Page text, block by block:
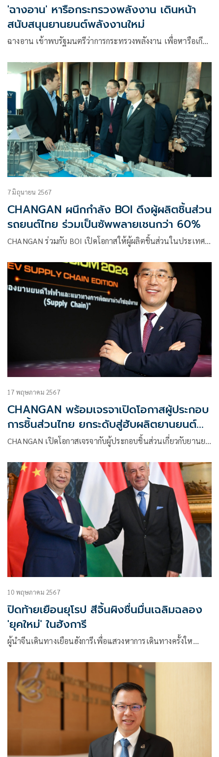
'ฉางอาน' หารือกระทรวงพลังงาน เดินหน้า
สนับสนุนยานยนต์พลังงานใหม่
ฉางอาน เข้าพบรัฐมนตรีว่าการกระทรวงพลังงาน เพื่อหารือเกี…
7 มิถุนายน 2567
CHANGAN ผนึกกำลัง BOI ดึงผู้ผลิตชิ้นส่วน
รถยนต์ไทย ร่วมเป็นซัพพลายเชนกว่า 60%
CHANGAN ร่วมกับ BOI เปิดโอกาสให้ผู้ผลิตชิ้นส่วนในประเทศ…
17 พฤษภาคม 2567
CHANGAN พร้อมเจรจาเปิดโอกาสผู้ประกอบ
การชิ้นส่วนไทย ยกระดับสู่ฮับผลิตยานยนต์
ไฟฟ้า
CHANGAN เปิดโอกาสเจรจากับผู้ประกอบชิ้นส่วนเกี่ยวกับยานย…
10 พฤษภาคม 2567
ปิดท้ายเยือนยุโรป สีจิ้นผิงชื่นมื่นเฉลิมฉลอง
'ยุคใหม่' ในฮังการี
ผู้นำจีนเดินทางเยือนฮังการีเพื่อแสวงหาการเดินทางครั้งให…